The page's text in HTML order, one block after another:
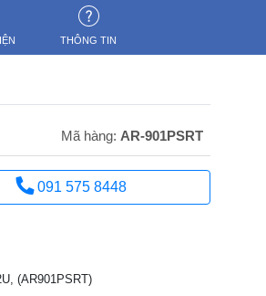
THÔNG TIN
Mã hàng: AR-901PSRT
091 575 8448
(AR901PSRT)